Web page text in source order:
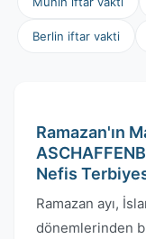
Berlin iftar vakti
Ramazan'ın
Nefis
Ramazan ayı,
dönemlerinden